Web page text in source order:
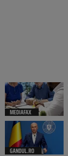
MEDIAFAX
GANDUL.RO